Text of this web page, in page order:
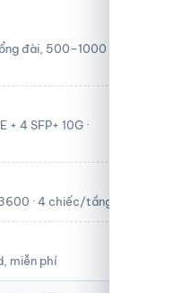
đài, 500–1000
4 SFP+ 10G ·
· 4 chiếc/tầng
miễn phí